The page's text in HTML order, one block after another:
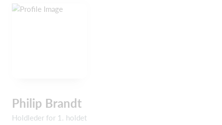
Philip Brandt
Holdleder for 1. holdet